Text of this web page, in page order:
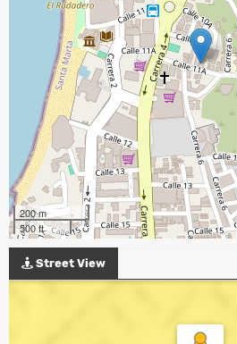
200 m
500 ft
Street View